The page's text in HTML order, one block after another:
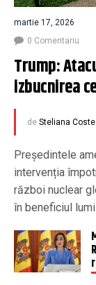
martie 17, 2026
0 Comentariu
Trump:
izbucnirea
de Steliana
Președintele
intervenția
război nuclear
în beneficiul